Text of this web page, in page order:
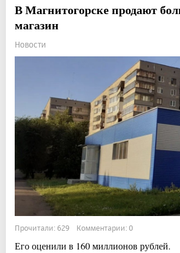
В Магнитогорске продают
магазин
Новости
Прочитали: 629 Комментарии: 0
Его оценили в 160 миллионов рублей.